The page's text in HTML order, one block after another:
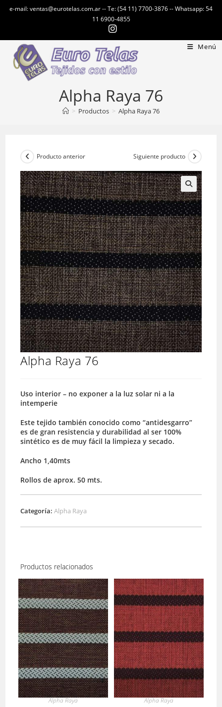
e-mail: ventas@eurotelas.com.ar -- Te: (54 11) 7700-3876 -- Whatsapp: 54
11 6900-4855
Menú
Alpha Raya 76
> Productos > Alpha Raya 76
Producto anterior Siguiente producto
Alpha Raya 76
Uso interior – no exponer a la luz solar ni a la
intemperie
Este tejido también conocido como “antidesgarro”
es de gran resistencia y durabilidad al ser 100%
sintético es de muy fácil la limpieza y secado.
Ancho 1,40mts
Rollos de aprox. 50 mts.
Categoría:Alpha Raya
Productos relacionados
Alpha Raya Alpha Raya